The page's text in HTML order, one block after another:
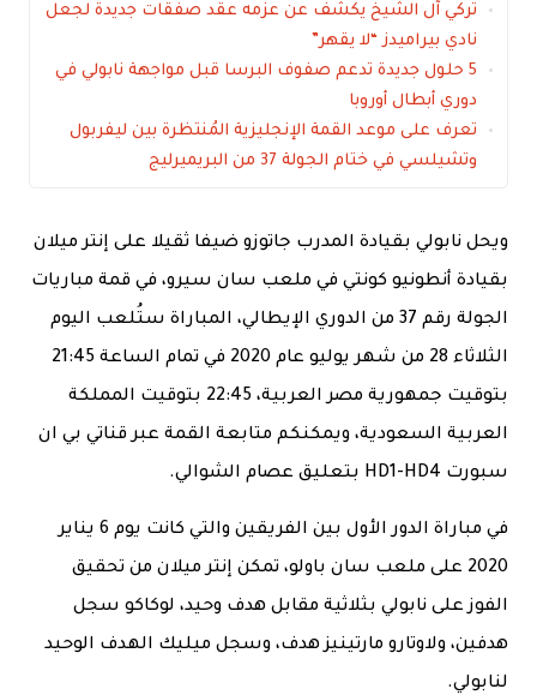
تركي آل الشيخ يكشف عن عزمه عقد صفقات جديدة لجعل
نادي بيراميدز “لا يقهر”
5 حلول جديدة تدعم صفوف البرسا قبل مواجهة نابولي في
دوري أبطال أوروبا
تعرف على موعد القمة الإنجليزية المُنتظرة بين ليفربول
وتشيلسي في ختام الجولة 37 من البريميرليج
ويحل نابولي بقيادة المدرب جاتوزو ضيفا ثقيلا على إنتر ميلان
بقيادة أنطونيو كونتي في ملعب سان سيرو، في قمة مباريات
الجولة رقم 37 من الدوري الإيطالي، المباراة ستُلعب اليوم
الثلاثاء 28 من شهر يوليو عام 2020 في تمام الساعة 21:45
بتوقيت جمهورية مصر العربية، 22:45 بتوقيت المملكة
العربية السعودية، ويمكنكم متابعة القمة عبر قناتي بي ان
سبورت HD1-HD4 بتعليق عصام الشوالي.
في مباراة الدور الأول بين الفريقين والتي كانت يوم 6 يناير
2020 على ملعب سان باولو، تمكن إنتر ميلان من تحقيق
الفوز على نابولي بثلاثية مقابل هدف وحيد، لوكاكو سجل
هدفين، ولاوتارو مارتينيز هدف، وسجل ميليك الهدف الوحيد
لنابولي.